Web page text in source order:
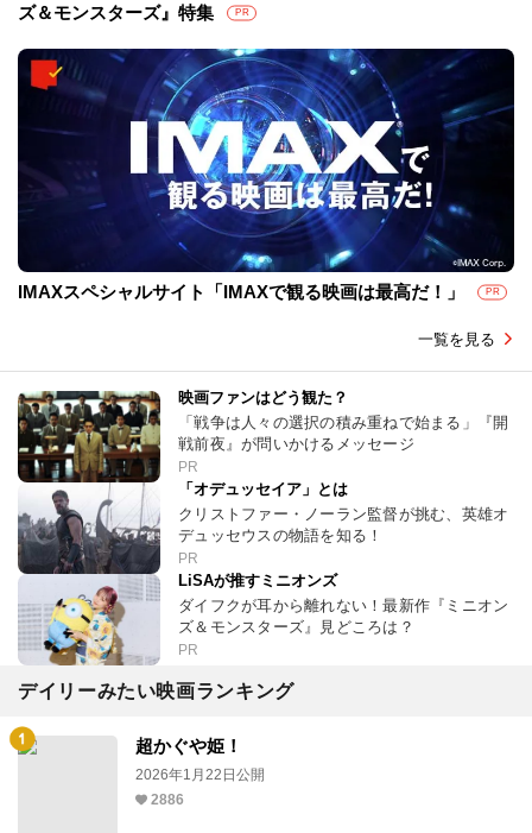
ズ＆モンスターズ』特集
PR
IMAXスペシャルサイト「IMAXで観る映画は最高だ！」 PR
一覧を見る
映画ファンはどう観た？
「戦争は人々の選択の積み重ねで始まる」『開
戦前夜』が問いかけるメッセージ
PR
「オデュッセイア」とは
クリストファー・ノーラン監督が挑む、英雄オ
デュッセウスの物語を知る！
PR
LiSAが推すミニオンズ
ダイフクが耳から離れない！最新作『ミニオン
ズ＆モンスターズ』見どころは？
PR
デイリーみたい映画ランキング
超かぐや姫！
2026年1月22日公開
2886